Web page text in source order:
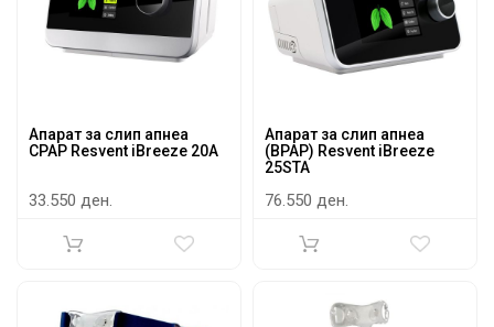
Апарат за слип апнеа
CPAP Resvent iBreeze 20A
33.550 ден.
Апарат за слип апнеа
(BPAP) Resvent iBreeze
25STA
76.550 ден.